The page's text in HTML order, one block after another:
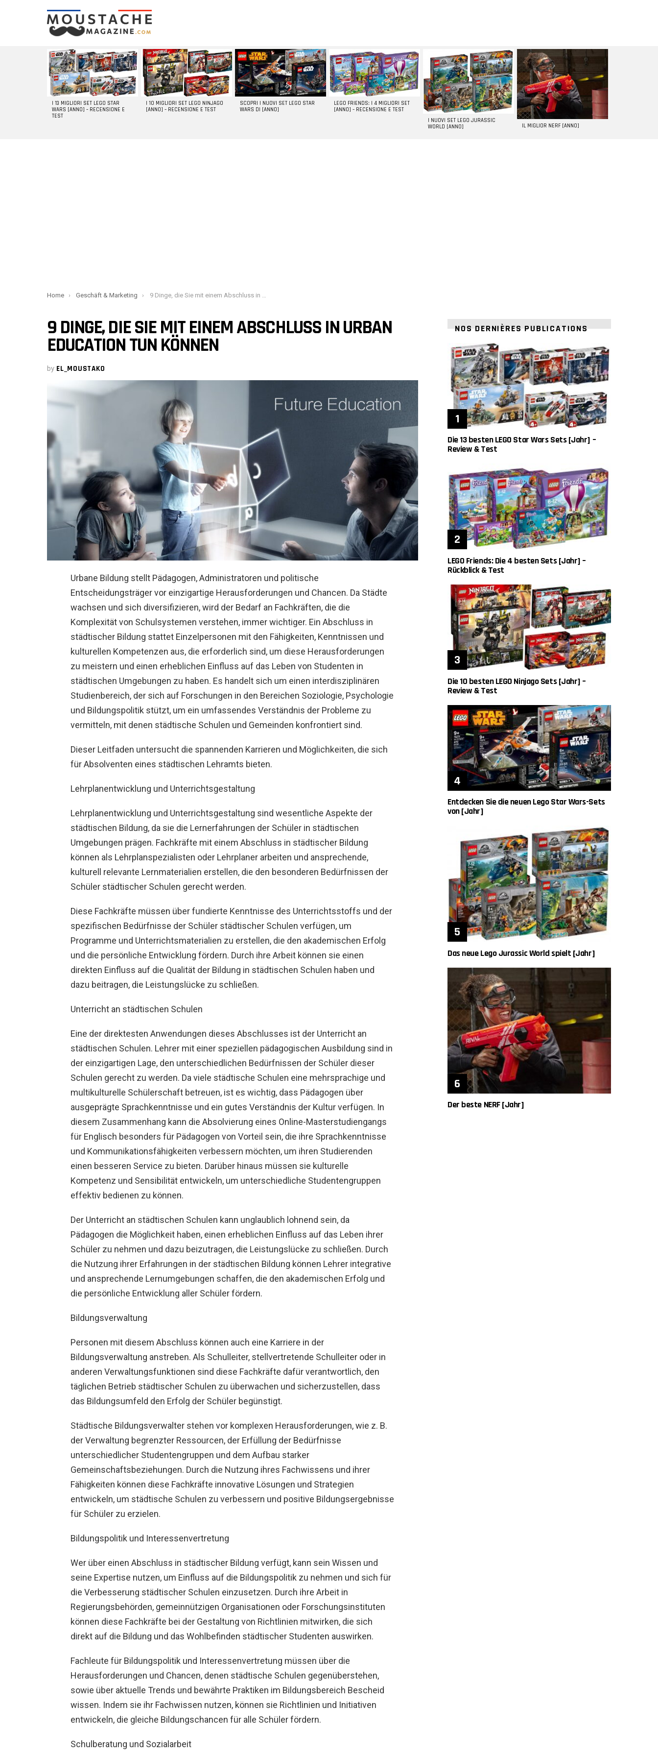
LATEST
STORIES
I 13 MIGLIORI SET LEGO STAR
WARS [ANNO] – RECENSIONE E
TEST
I 10 MIGLIORI SET LEGO NINJAGO
[ANNO] – RECENSIONE E TEST
SCOPRI I NUOVI SET LEGO STAR
WARS DI [ANNO]
LEGO FRIENDS: I 4 MIGLIORI SET
[ANNO] – RECENSIONE E TEST
I NUOVI SET LEGO JURASSIC
WORLD [ANNO]
IL MIGLIOR NERF [ANNO]
You are here:
Home Geschäft & Marketing 9 Dinge, die Sie mit einem Abschluss in Urban Education tun können
9 DINGE, DIE SIE MIT EINEM ABSCHLUSS IN URBAN
EDUCATION TUN KÖNNEN
by EL_MOUSTAKO
Urbane Bildung stellt Pädagogen, Administratoren und politische
Entscheidungsträger vor einzigartige Herausforderungen und Chancen. Da Städte
wachsen und sich diversifizieren, wird der Bedarf an Fachkräften, die die
Komplexität von Schulsystemen verstehen, immer wichtiger. Ein Abschluss in
städtischer Bildung stattet Einzelpersonen mit den Fähigkeiten, Kenntnissen und
kulturellen Kompetenzen aus, die erforderlich sind, um diese Herausforderungen
zu meistern und einen erheblichen Einfluss auf das Leben von Studenten in
städtischen Umgebungen zu haben. Es handelt sich um einen interdisziplinären
Studienbereich, der sich auf Forschungen in den Bereichen Soziologie, Psychologie
und Bildungspolitik stützt, um ein umfassendes Verständnis der Probleme zu
vermitteln, mit denen städtische Schulen und Gemeinden konfrontiert sind.
Dieser Leitfaden untersucht die spannenden Karrieren und Möglichkeiten, die sich
für Absolventen eines städtischen Lehramts bieten.
Lehrplanentwicklung und Unterrichtsgestaltung
Lehrplanentwicklung und Unterrichtsgestaltung sind wesentliche Aspekte der
städtischen Bildung, da sie die Lernerfahrungen der Schüler in städtischen
Umgebungen prägen. Fachkräfte mit einem Abschluss in städtischer Bildung
können als Lehrplanspezialisten oder Lehrplaner arbeiten und ansprechende,
kulturell relevante Lernmaterialien erstellen, die den besonderen Bedürfnissen der
Schüler städtischer Schulen gerecht werden.
Diese Fachkräfte müssen über fundierte Kenntnisse des Unterrichtsstoffs und der
spezifischen Bedürfnisse der Schüler städtischer Schulen verfügen, um
Programme und Unterrichtsmaterialien zu erstellen, die den akademischen Erfolg
und die persönliche Entwicklung fördern. Durch ihre Arbeit können sie einen
direkten Einfluss auf die Qualität der Bildung in städtischen Schulen haben und
dazu beitragen, die Leistungslücke zu schließen.
Unterricht an städtischen Schulen
Eine der direktesten Anwendungen dieses Abschlusses ist der Unterricht an
städtischen Schulen. Lehrer mit einer speziellen pädagogischen Ausbildung sind in
der einzigartigen Lage, den unterschiedlichen Bedürfnissen der Schüler dieser
Schulen gerecht zu werden. Da viele städtische Schulen eine mehrsprachige und
multikulturelle Schülerschaft betreuen, ist es wichtig, dass Pädagogen über
ausgeprägte Sprachkenntnisse und ein gutes Verständnis der Kultur verfügen. In
diesem Zusammenhang kann die Absolvierung eines Online-Masterstudiengangs
für Englisch besonders für Pädagogen von Vorteil sein, die ihre Sprachkenntnisse
und Kommunikationsfähigkeiten verbessern möchten, um ihren Studierenden
einen besseren Service zu bieten. Darüber hinaus müssen sie kulturelle
Kompetenz und Sensibilität entwickeln, um unterschiedliche Studentengruppen
effektiv bedienen zu können.
Der Unterricht an städtischen Schulen kann unglaublich lohnend sein, da
Pädagogen die Möglichkeit haben, einen erheblichen Einfluss auf das Leben ihrer
Schüler zu nehmen und dazu beizutragen, die Leistungslücke zu schließen. Durch
die Nutzung ihrer Erfahrungen in der städtischen Bildung können Lehrer integrative
und ansprechende Lernumgebungen schaffen, die den akademischen Erfolg und
die persönliche Entwicklung aller Schüler fördern.
Bildungsverwaltung
Personen mit diesem Abschluss können auch eine Karriere in der
Bildungsverwaltung anstreben. Als Schulleiter, stellvertretende Schulleiter oder in
anderen Verwaltungsfunktionen sind diese Fachkräfte dafür verantwortlich, den
täglichen Betrieb städtischer Schulen zu überwachen und sicherzustellen, dass
das Bildungsumfeld den Erfolg der Schüler begünstigt.
Städtische Bildungsverwalter stehen vor komplexen Herausforderungen, wie z. B.
der Verwaltung begrenzter Ressourcen, der Erfüllung der Bedürfnisse
unterschiedlicher Studentengruppen und dem Aufbau starker
Gemeinschaftsbeziehungen. Durch die Nutzung ihres Fachwissens und ihrer
Fähigkeiten können diese Fachkräfte innovative Lösungen und Strategien
entwickeln, um städtische Schulen zu verbessern und positive Bildungsergebnisse
für Schüler zu erzielen.
Bildungspolitik und Interessenvertretung
Wer über einen Abschluss in städtischer Bildung verfügt, kann sein Wissen und
seine Expertise nutzen, um Einfluss auf die Bildungspolitik zu nehmen und sich für
die Verbesserung städtischer Schulen einzusetzen. Durch ihre Arbeit in
Regierungsbehörden, gemeinnützigen Organisationen oder Forschungsinstituten
können diese Fachkräfte bei der Gestaltung von Richtlinien mitwirken, die sich
direkt auf die Bildung und das Wohlbefinden städtischer Studenten auswirken.
Fachleute für Bildungspolitik und Interessenvertretung müssen über die
Herausforderungen und Chancen, denen städtische Schulen gegenüberstehen,
sowie über aktuelle Trends und bewährte Praktiken im Bildungsbereich Bescheid
wissen. Indem sie ihr Fachwissen nutzen, können sie Richtlinien und Initiativen
entwickeln, die gleiche Bildungschancen für alle Schüler fördern.
Schulberatung und Sozialarbeit
NOS DERNIÈRES PUBLICATIONS
Die 13 besten LEGO Star Wars Sets [Jahr] –
Review & Test
LEGO Friends: Die 4 besten Sets [Jahr] –
Rückblick & Test
Die 10 besten LEGO Ninjago Sets [Jahr] –
Review & Test
Entdecken Sie die neuen Lego Star Wars-Sets
von [Jahr]
Das neue Lego Jurassic World spielt [Jahr]
Der beste NERF [Jahr]